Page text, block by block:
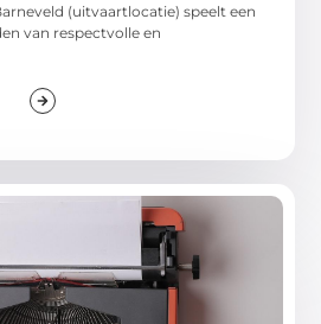
(uitvaartlocatie) speelt een
van respectvolle en